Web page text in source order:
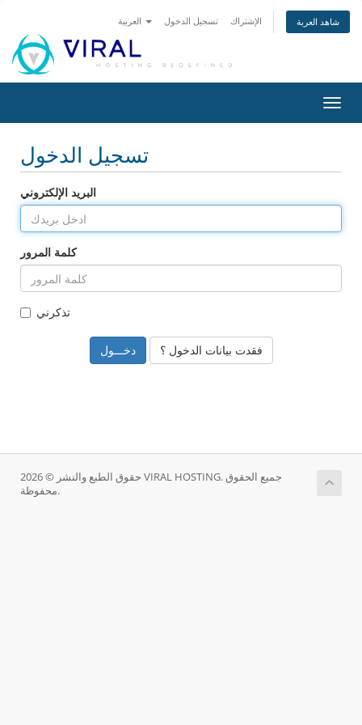
تسجيل الدخول الإشتراك شاهد العربة
تبديل
التنقل
تسجيل الدخول
البريد الإلكتروني
كلمة المرور
تذكرني
فقدت بيانات الدخول ؟
حقوق الطبع والنشر © 2026 VIRAL HOSTING. جميع الحقوق
محفوظة.